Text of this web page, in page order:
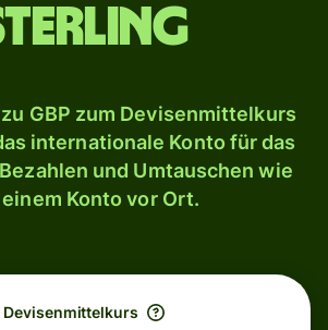
GBP zum Devisenmittelkurs
internationale Konto für das
und Umtauschen wie
Konto vor Ort.
Devisenmittelkurs